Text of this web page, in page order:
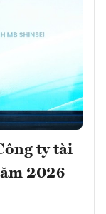
ty tài
2026